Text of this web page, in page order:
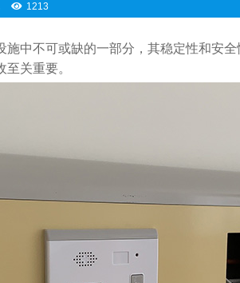
1213
施中不可或缺的一部分，其稳定性和安
关重要。